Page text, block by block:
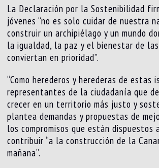
La Declaración por la Sostenibilidad
jóvenes “no es solo cuidar de nuestra
construir un archipiélago y un mundo
la igualdad, la paz y el bienestar de
conviertan en prioridad”.
“Como herederos y herederas de estas
representantes de la ciudadanía que
crecer en un territorio más justo y
plantea demandas y propuestas de
los compromisos que están dispuestos
contribuir “a la construcción de la
mañana”.